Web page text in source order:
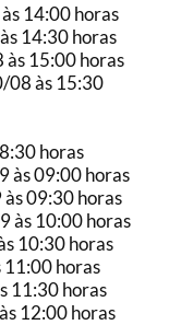
14:00 horas
14:30 horas
às 15:00 horas
08 às 15:30
horas
às 09:00 horas
09:30 horas
às 10:00 horas
10:30 horas
11:00 horas
11:30 horas
12:00 horas